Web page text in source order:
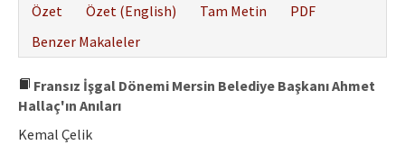
Özet
Özet (English) Tam Metin
PDF
Benzer Makaleler
Fransız İşgal Dönemi Mersin Belediye Başkanı Ahmet
Hallaç'ın Anıları
Kemal Çelik